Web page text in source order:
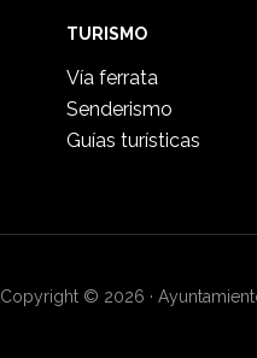
TURISMO
Vía ferrata
Senderismo
Guías turísticas
Copyright © 2026 ·